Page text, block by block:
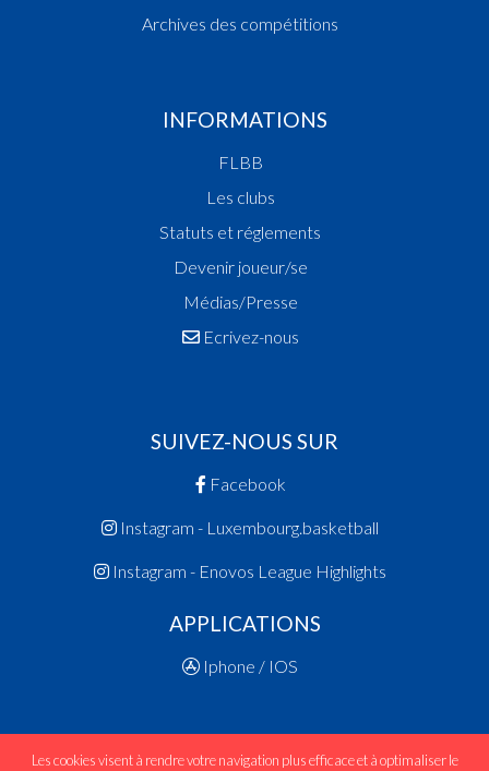
Archives des compétitions
INFORMATIONS
FLBB
Les clubs
Statuts et réglements
Devenir joueur/se
Médias/Presse
Ecrivez-nous
SUIVEZ-NOUS SUR
Facebook
Instagram - Luxembourg.basketball
Instagram - Enovos League Highlights
APPLICATIONS
Iphone / IOS
Les cookies visent à rendre votre navigation plus efficace et à optimaliser le